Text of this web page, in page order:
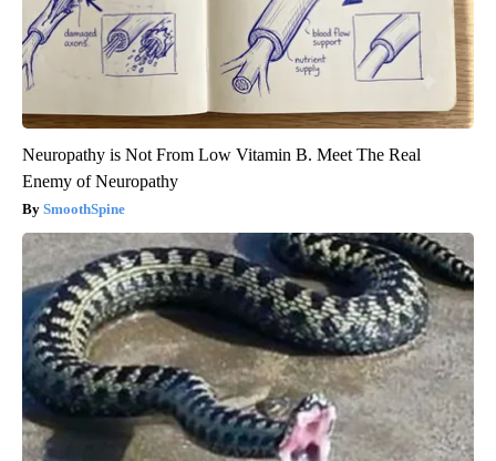
Neuropathy is Not From Low Vitamin B. Meet The Real
Enemy of Neuropathy
SmoothSpine